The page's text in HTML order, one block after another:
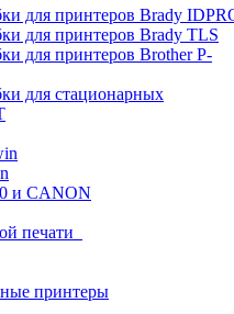
для принтеров Brady
для принтеров Brady TLS
для принтеров Brother P-
для стационарных
и CANON
печати
принтеры